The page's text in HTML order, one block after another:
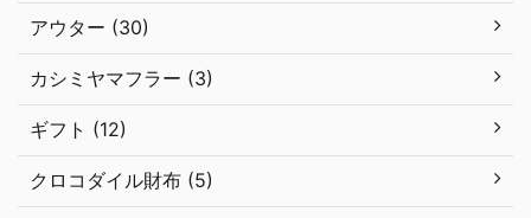
アウター (30)
カシミヤマフラー (3)
ギフト (12)
クロコダイル財布 (5)